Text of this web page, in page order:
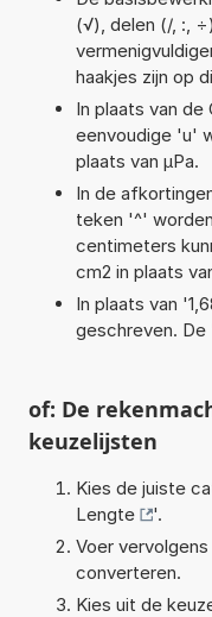
(√), delen (/, :,
haakjes zijn op
In plaats van
eenvoudige 'u'
plaats van µPa.
In de
teken '^'
centimeters
cm2 in plaats
In plaats van
geschreven.
of: De
keuzelijsten
Kies de juiste
Lengte
'.
Voer
converteren.
Kies uit de